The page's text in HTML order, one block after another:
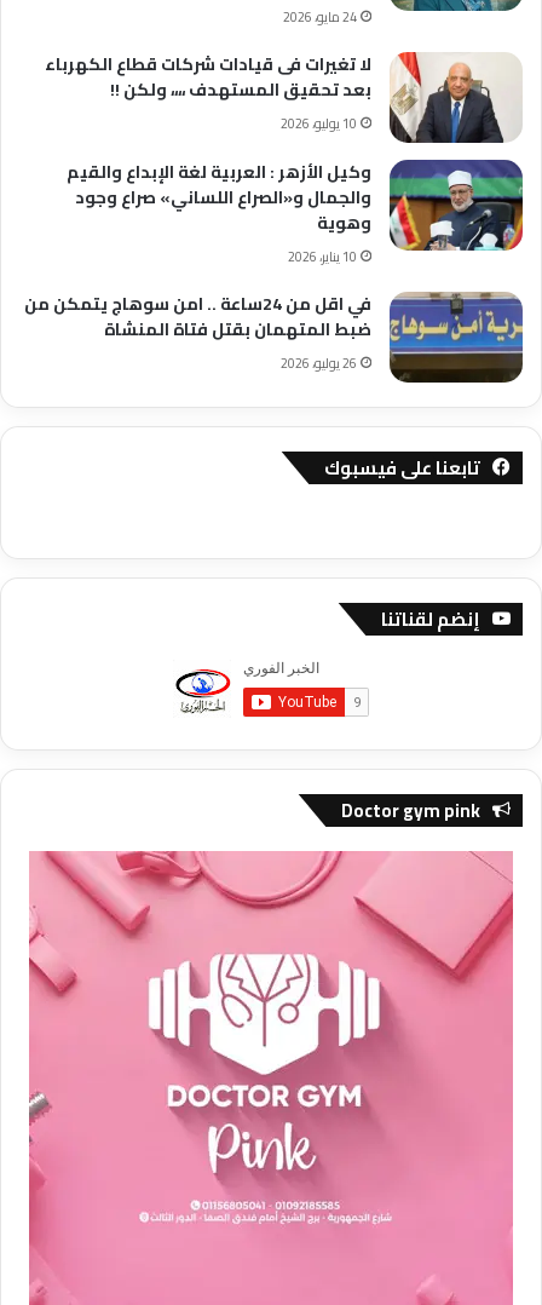
24 مايو، 2026
لا تغيرات فى قيادات شركات قطاع الكهرباء
بعد تحقيق المستهدف ،،،، ولكن !!
10 يوليو، 2026
وكيل الأزهر : العربية لغة الإبداع والقيم
والجمال و«الصراع اللساني» صراع وجود
وهوية
10 يناير، 2026
في اقل من 24ساعة .. امن سوهاج يتمكن من
ضبط المتهمان بقتل فتاة المنشاة
26 يوليو، 2026
تابعنا على فيسبوك
إنضم لقناتنا
Doctor gym pink